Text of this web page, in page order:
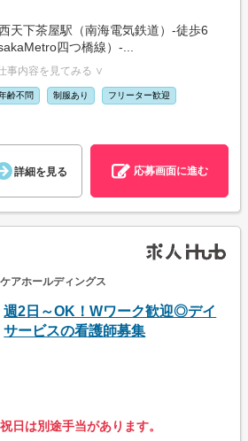
天下茶屋駅（南海電気鉄道）-徒歩6
四つ橋線）-...
事内容を見てみる ∨
齢不問 制服あり フリーター歓迎
詳細を見る 応募画面に進む
アホールディングス
週2日～OK！Wワーク歓迎◎デイ
サービスの看護師募集
日は別途手当があります。